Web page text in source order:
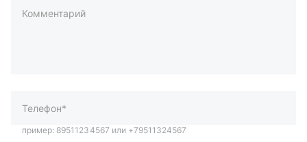
Комментарий
пример: 89511234567 или +79511324567
Отправить